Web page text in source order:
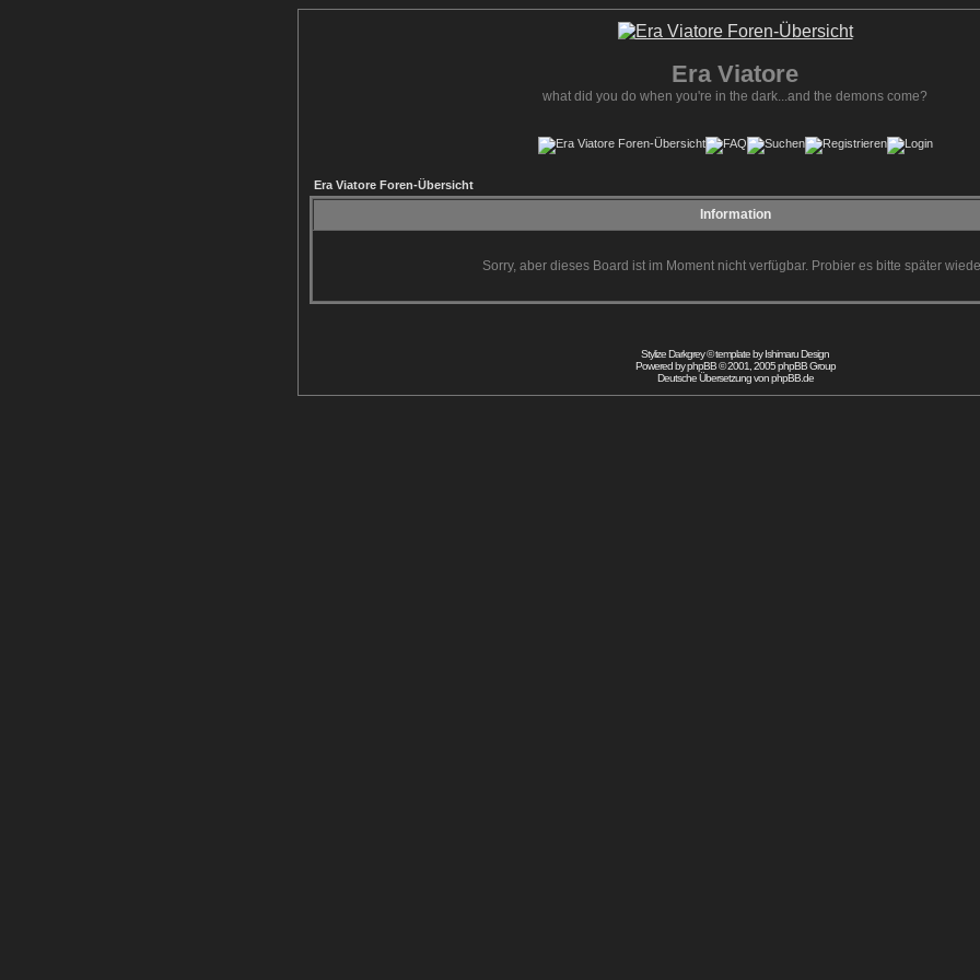
Era Viatore
what did you do when you're in the dark...and the demons come?
Era Viatore Foren-Übersicht
Information
Sorry, aber dieses Board ist im Moment nicht verfügbar. Probier es bitte später
Stylize Darkgrey © template byIshimaru Design
Powered byphpBB© 2001, 2005 phpBB Group
Deutsche Übersetzung vonphpBB.de